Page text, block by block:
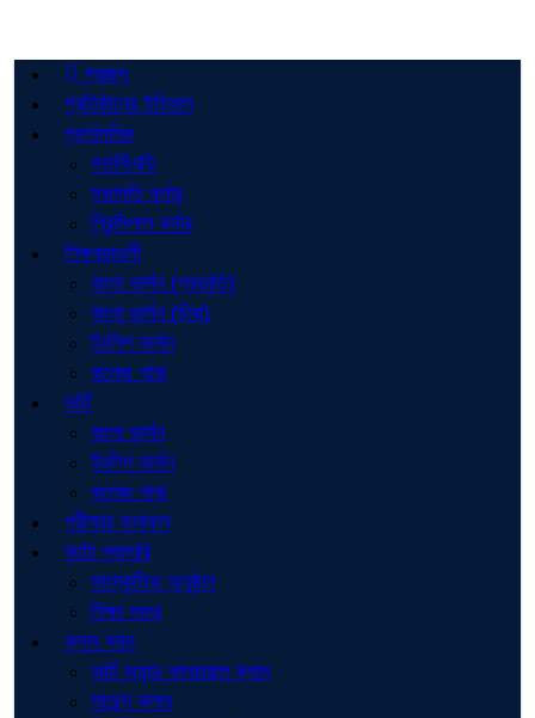
প্রচ্ছদ
প্রতিষ্ঠানের ইতিহাস
প্রশাসনিক
গভর্নিংবডি
সভাপতি কর্নার
প্রিন্সিপাল কর্নার
শিক্ষকমন্ডলী
বাংলা ভার্সন (প্রভাতি)
বাংলা ভার্সন (দিবা)
ইংলিশ ভার্সন
কলেজ শাখা
ভর্তি
বাংলা ভার্সন
ইংলিশ ভার্সন
কলেজ শাখা
পরীক্ষার ফলাফল
ফটো গ্যালারি
সাংস্কৃতিক অনুষ্ঠান
শিক্ষা সফর
ক্লাব সমূহ
আর্ট অ্যান্ড কালচারাল ক্লাব
সায়েন্স ক্লাব